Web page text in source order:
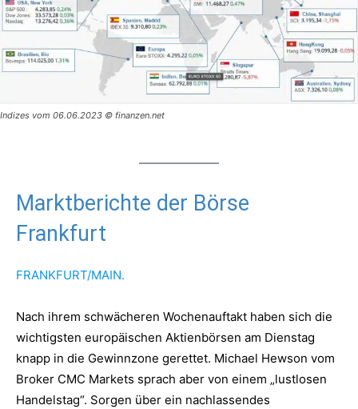
Indizes vom 06.06.2023 © finanzen.net
Marktberichte der Börse
Frankfurt
FRANKFURT/MAIN.
Nach ihrem schwächeren Wochenauftakt haben sich die
wichtigsten europäischen Aktienbörsen am Dienstag
knapp in die Gewinnzone gerettet. Michael Hewson vom
Broker CMC Markets sprach aber von einem „lustlosen
Handelstag“. Sorgen über ein nachlassendes